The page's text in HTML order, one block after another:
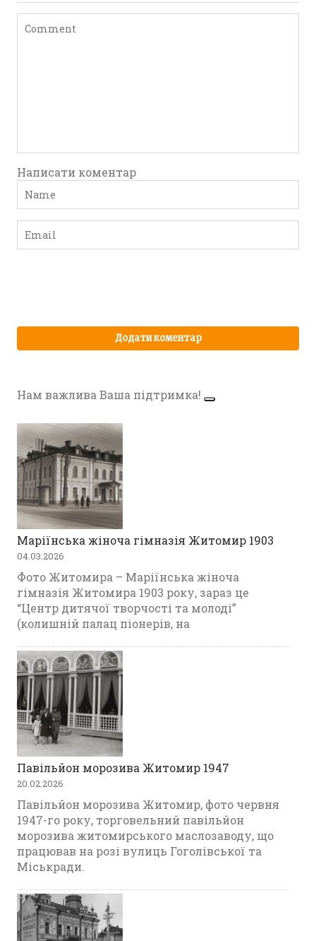
Написати коментар
Нам важлива Ваша підтримка!
Маріїнська жіноча гімназія Житомир 1903
04.03.2026
Фото Житомира – Маріїнська жіноча
гімназія Житомира 1903 року, зараз це
“Центр дитячої творчості та молоді”
(колишній палац піонерів, на
Павільйон морозива Житомир 1947
20.02.2026
Павільйон морозива Житомир, фото червня
1947-го року, торговельний павільйон
морозива житомирського маслозаводу, що
працював на розі вулиць Гоголівської та
Міськради.